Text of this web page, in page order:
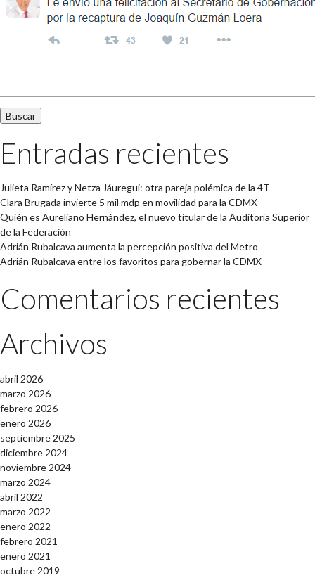
Entradas recientes
Julieta Ramírez y Netza Jáuregui: otra pareja polémica de la 4T
Clara Brugada invierte 5 mil mdp en movilidad para la CDMX
Quién es Aureliano Hernández, el nuevo titular de la Auditoría Superior
de la Federación
Adrián Rubalcava aumenta la percepción positiva del Metro
Adrián Rubalcava entre los favoritos para gobernar la CDMX
Comentarios recientes
Archivos
abril 2026
marzo 2026
febrero 2026
enero 2026
septiembre 2025
diciembre 2024
noviembre 2024
marzo 2024
abril 2022
marzo 2022
enero 2022
febrero 2021
enero 2021
octubre 2019